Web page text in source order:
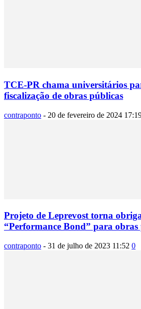
TCE-PR chama universitários
fiscalização de obras públicas
contraponto - 20 de fevereiro de 2024
Projeto de Leprevost torna
“Performance Bond” para obras
contraponto - 31 de julho de 2023 11:52 0